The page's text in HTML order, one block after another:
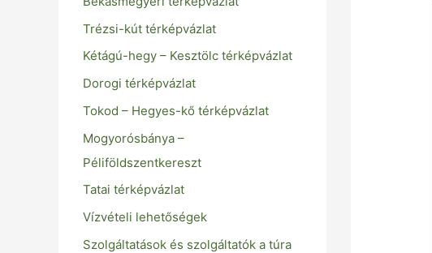
Trézsi-kút térképvázlat
Kétágú-hegy – Kesztölc térképvázlat
Dorogi térképvázlat
Tokod – Hegyes-kő térképvázlat
Mogyorósbánya –
Péliföldszentkereszt
Tatai térképvázlat
Vízvételi lehetőségek
Szolgáltatások és szolgáltatók a túra